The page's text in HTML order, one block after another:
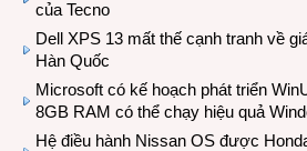
của Tecno
Dell XPS 13 mất thế cạnh tranh về
Hàn Quốc
Microsoft có kế hoạch phát triển
8GB RAM có thể chạy hiệu quả
Hệ điều hành Nissan OS được